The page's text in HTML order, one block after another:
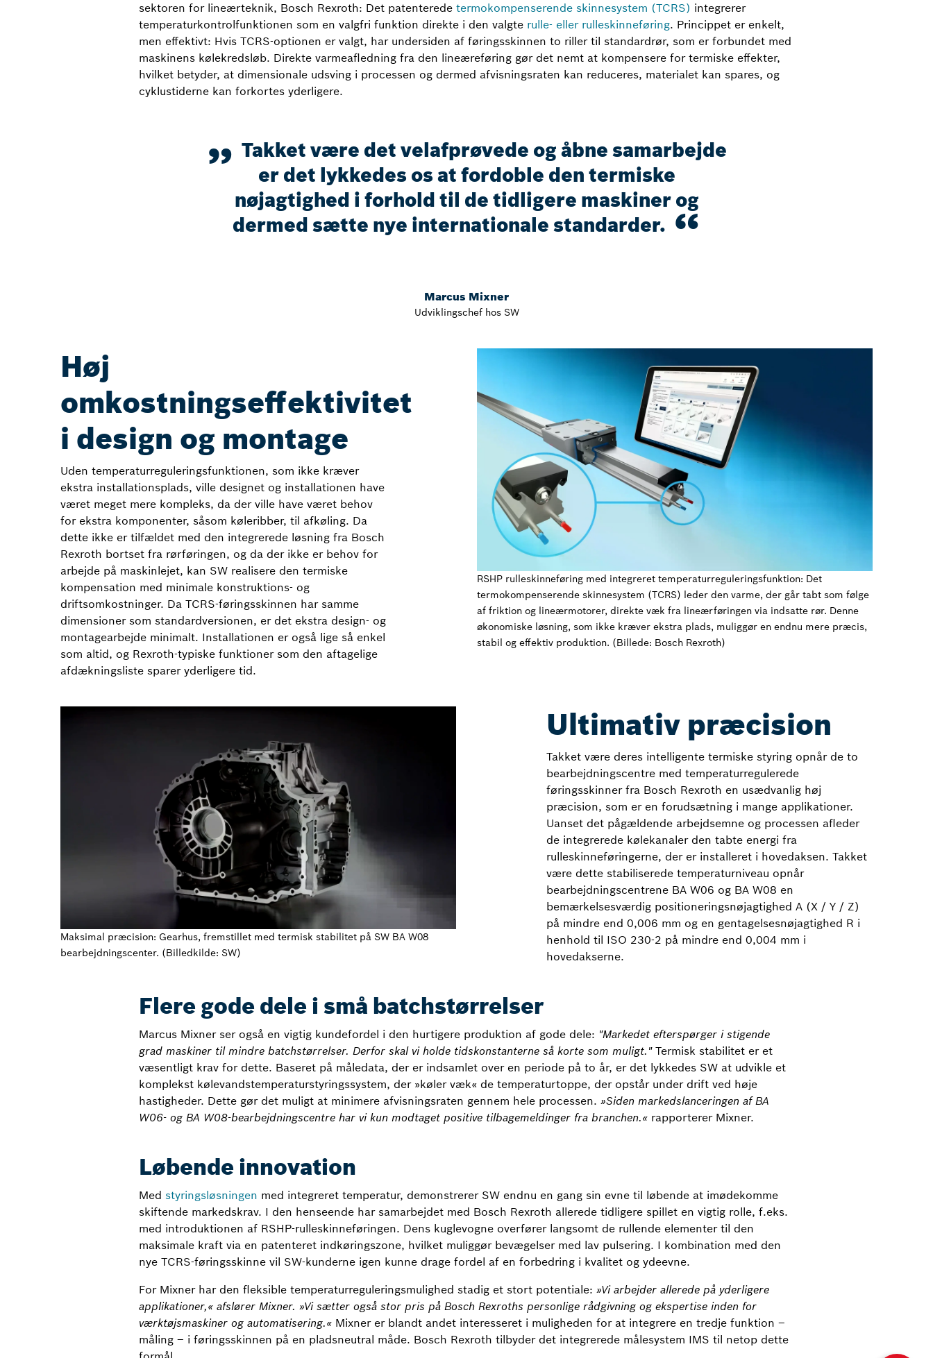
sektoren for lineærteknik, Bosch Rexroth: Det patenterede termokompenserende skinnesystem (TCRS) integrerer
temperaturkontrolfunktionen som en valgfri funktion direkte i den valgte rulle- eller rulleskinneføring. Princippet er enkelt,
men effektivt: Hvis TCRS-optionen er valgt, har undersiden af føringsskinnen to riller til standardrør, som er forbundet med
maskinens kølekredsløb. Direkte varmeafledning fra den lineæreføring gør det nemt at kompensere for termiske effekter,
hvilket betyder, at dimensionale udsving i processen og dermed afvisningsraten kan reduceres, materialet kan spares, og
cyklustiderne kan forkortes yderligere.
Takket være det velafprøvede og åbne samarbejde
er det lykkedes os at fordoble den termiske
nøjagtighed i forhold til de tidligere maskiner og
dermed sætte nye internationale standarder.
Marcus Mixner
Udviklingschef hos SW
Høj
omkostningseffektivitet
i design og montage
Uden temperaturreguleringsfunktionen, som ikke kræver
ekstra installationsplads, ville designet og installationen have
været meget mere kompleks, da der ville have været behov
for ekstra komponenter, såsom køleribber, til afkøling. Da
dette ikke er tilfældet med den integrerede løsning fra Bosch
Rexroth bortset fra rørføringen, og da der ikke er behov for
arbejde på maskinlejet, kan SW realisere den termiske
kompensation med minimale konstruktions- og
driftsomkostninger. Da TCRS-føringsskinnen har samme
dimensioner som standardversionen, er det ekstra design- og
montagearbejde minimalt. Installationen er også lige så enkel
som altid, og Rexroth-typiske funktioner som den aftagelige
afdækningsliste sparer yderligere tid.
RSHP rulleskinneføring med integreret temperaturreguleringsfunktion: Det
termokompenserende skinnesystem (TCRS) leder den varme, der går tabt som følge
af friktion og lineærmotorer, direkte væk fra lineærføringen via indsatte rør. Denne
økonomiske løsning, som ikke kræver ekstra plads, muliggør en endnu mere præcis,
stabil og effektiv produktion. (Billede: Bosch Rexroth)
Maksimal præcision: Gearhus, fremstillet med termisk stabilitet på SW BA W08
bearbejdningscenter. (Billedkilde: SW)
Ultimativ præcision
Takket være deres intelligente termiske styring opnår de to
bearbejdningscentre med temperaturregulerede
føringsskinner fra Bosch Rexroth en usædvanlig høj
præcision, som er en forudsætning i mange applikationer.
Uanset det pågældende arbejdsemne og processen afleder
de integrerede kølekanaler den tabte energi fra
rulleskinneføringerne, der er installeret i hovedaksen. Takket
være dette stabiliserede temperaturniveau opnår
bearbejdningscentrene BA W06 og BA W08 en
bemærkelsesværdig positioneringsnøjagtighed A (X / Y / Z)
på mindre end 0,006 mm og en gentagelsesnøjagtighed R i
henhold til ISO 230-2 på mindre end 0,004 mm i
hovedakserne.
Flere gode dele i små batchstørrelser
Marcus Mixner ser også en vigtig kundefordel i den hurtigere produktion af gode dele: "Markedet efterspørger i stigende
grad maskiner til mindre batchstørrelser. Derfor skal vi holde tidskonstanterne så korte som muligt."Termisk stabilitet er et
væsentligt krav for dette. Baseret på måledata, der er indsamlet over en periode på to år, er det lykkedes SW at udvikle et
komplekst kølevandstemperaturstyringssystem, der »køler væk« de temperaturtoppe, der opstår under drift ved høje
hastigheder. Dette gør det muligt at minimere afvisningsraten gennem hele processen. »Siden markedslanceringen af BA
W06- og BA W08-bearbejdningscentre har vi kun modtaget positive tilbagemeldinger fra branchen.«rapporterer Mixner.
Løbende innovation
Med styringsløsningen med integreret temperatur, demonstrerer SW endnu en gang sin evne til løbende at imødekomme
skiftende markedskrav. I den henseende har samarbejdet med Bosch Rexroth allerede tidligere spillet en vigtig rolle, f.eks.
med introduktionen af RSHP-rulleskinneføringen. Dens kuglevogne overfører langsomt de rullende elementer til den
maksimale kraft via en patenteret indkøringszone, hvilket muliggør bevægelser med lav pulsering. I kombination med den
nye TCRS-føringsskinne vil SW-kunderne igen kunne drage fordel af en forbedring i kvalitet og ydeevne.
For Mixner har den fleksible temperaturreguleringsmulighed stadig et stort potentiale: »Vi arbejder allerede på yderligere
applikationer,« afslører Mixner. »Vi sætter også stor pris på Bosch Rexroths personlige rådgivning og ekspertise inden for
værktøjsmaskiner og automatisering.«Mixner er blandt andet interesseret i muligheden for at integrere en tredje funktion –
måling – i føringsskinnen på en pladsneutral måde. Bosch Rexroth tilbyder det integrerede målesystem IMS til netop dette